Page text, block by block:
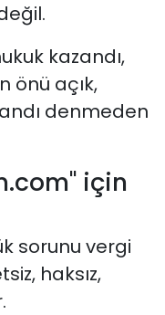
kazandı,
önü açık,
denmeden
için
sorunu vergi
haksız,